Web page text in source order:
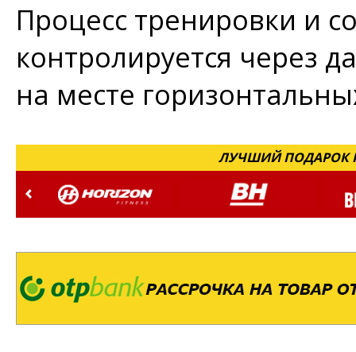
Процесс тренировки и
контролируется через
на месте
ЛУЧШИЙ ПОДАРОК